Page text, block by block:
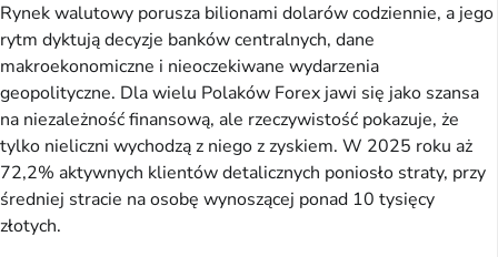
Rynek walutowy porusza bilionami dolarów codziennie, a jego
rytm dyktują decyzje banków centralnych, dane
makroekonomiczne i nieoczekiwane wydarzenia
geopolityczne. Dla wielu Polaków Forex jawi się jako szansa
na niezależność finansową, ale rzeczywistość pokazuje, że
tylko nieliczni wychodzą z niego z zyskiem. W 2025 roku aż
72,2% aktywnych klientów detalicznych poniosło straty, przy
średniej stracie na osobę wynoszącej ponad 10 tysięcy
złotych.